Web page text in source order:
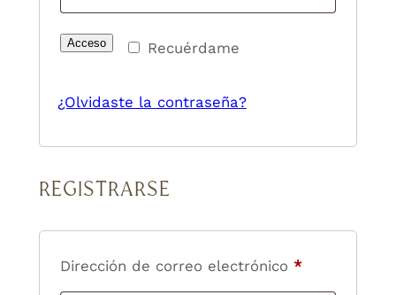
Recuérdame
Acceso
¿Olvidaste la contraseña?
REGISTRARSE
Dirección de correo electrónico *Obligatorio